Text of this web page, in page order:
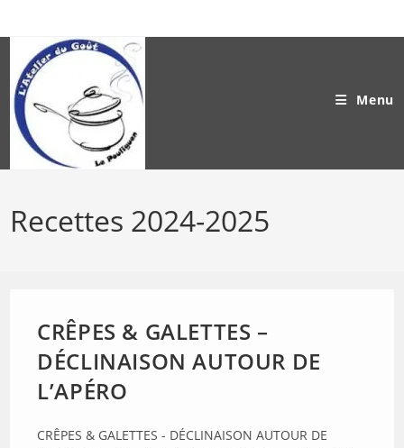
to
content
Menu
Recettes 2024-2025
CRÊPES & GALETTES –
DÉCLINAISON AUTOUR DE
L’APÉRO
CRÊPES & GALETTES - DÉCLINAISON AUTOUR DE